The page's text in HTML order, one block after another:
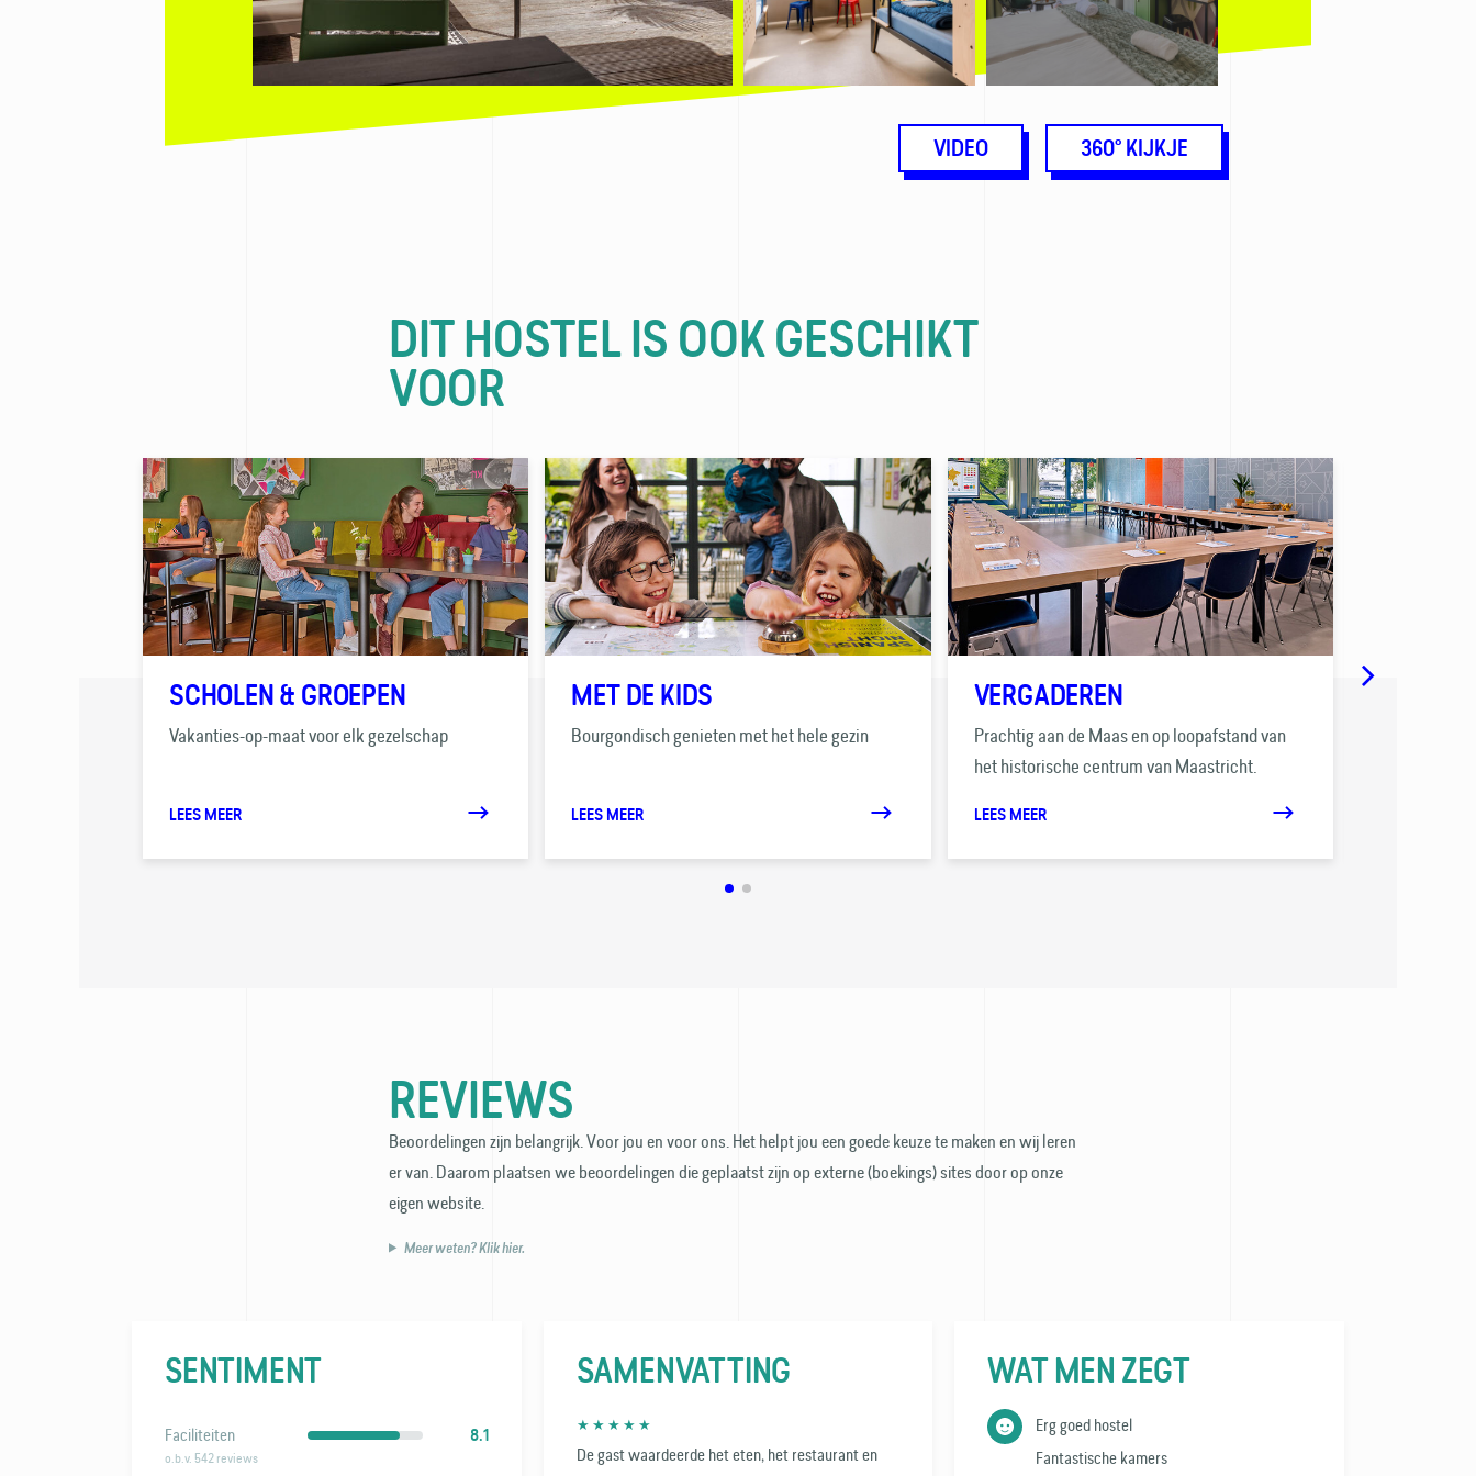
VIDEO 360° KIJKJE
DIT HOSTEL IS OOK GESCHIKT
VOOR
SCHOLEN & GROEPEN
Vakanties-op-maat voor elk gezelschap
LEES MEER
MET DE KIDS
Bourgondisch genieten met het hele gezin
LEES MEER
VERGADEREN
Prachtig aan de Maas en op loopafstand van
het historische centrum van Maastricht.
LEES MEER
REVIEWS
Beoordelingen zijn belangrijk. Voor jou en voor ons. Het helpt jou een goede keuze te maken en wij leren
er van. Daarom plaatsen we beoordelingen die geplaatst zijn op externe (boekings) sites door op onze
eigen website.
Meer weten? Klik hier.
SENTIMENT
Faciliteiten 8.1
o.b.v. 542 reviews
SAMENVATTING
★ ★ ★ ★ ★
De gast waardeerde het eten, het restaurant en
WAT MEN ZEGT
Erg goed hostel
Fantastische kamers